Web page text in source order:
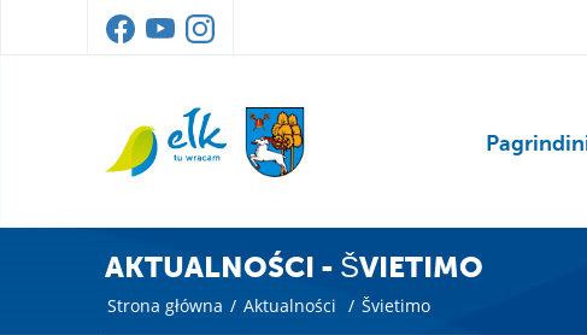
AKTUALNOŚCI - ŠVIETIMO
Strona główna / Aktualności / Švietimo